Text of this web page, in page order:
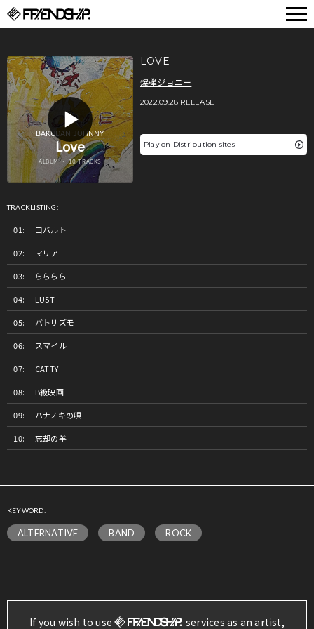
LOVE
爆弾ジョニー
2022.09.28 RELEASE
Play on Distribution sites
TRACKLISTING:
コバルト
マリア
らららら
LUST
バトリズモ
スマイル
CATTY
B級映画
ハナノキの唄
忘却の羊
KEYWORD:
ALTERNATIVE BAND ROCK
If you wish to use services as an artist,